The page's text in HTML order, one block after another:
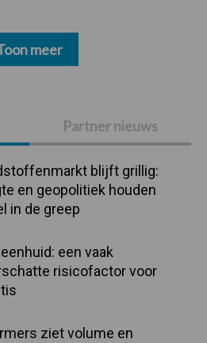
Partner nieuws
blijft grillig:
en geopolitiek houden
in de greep
een vaak
risicofactor voor
ziet volume en
meer